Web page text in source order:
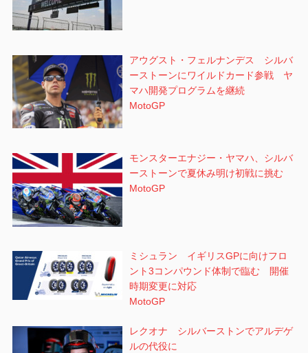
アウグスト・フェルナンデス シルバ
ーストーンにワイルドカード参戦 ヤ
マハ開発プログラムを継続
MotoGP
モンスターエナジー・ヤマハ、シルバ
ーストーンで夏休み明け初戦に挑む
MotoGP
ミシュラン イギリスGPに向けフロ
ント3コンパウンド体制で臨む 開催
時期変更に対応
MotoGP
レクオナ シルバーストンでアルデゲ
ルの代役に